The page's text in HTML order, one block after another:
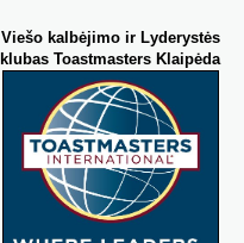
Viešo kalbėjimo ir Lyderystės
klubas Toastmasters Klaipėda